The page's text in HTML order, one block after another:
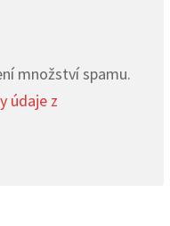
množství spamu.
údaje z